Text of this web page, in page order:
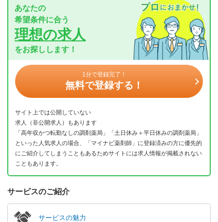
あなたの
希望条件に合う
理想の求人
をお探しします！
1分で登録完了！
無料で登録する！
サイト上では公開していない
求人（非公開求人）もあります
「高年収かつ転勤なしの調剤薬局」「土日休み＋平日休みの調剤薬局」
といった人気求人の場合、「マイナビ薬剤師」に登録済みの方に優先的
にご紹介してしまうこともあるためサイトには求人情報が掲載されない
こともあります。
サービスのご紹介
サービスの魅力